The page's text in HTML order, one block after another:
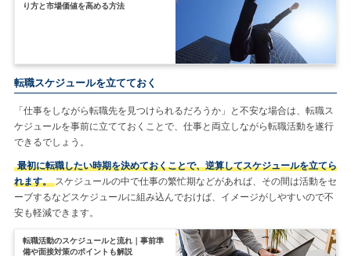
り方と市場価値を高める方法
転職スケジュールを立てておく
「仕事をしながら転職先を見つけられるだろうか」と不安な場合は、転職ス
ケジュールを事前に立てておくことで、仕事と両立しながら転職活動を遂行
できるでしょう。
最初に転職したい時期を決めておくことで、逆算してスケジュールを立てら
れます。 スケジュールの中で仕事の繁忙期などがあれば、その間は活動をセ
ーブするなどスケジュールに組み込んでおけば、イメージがしやすいので不
安も軽減できます。
転職活動のスケジュールと流れ｜事前準
備や面接対策のポイントも解説